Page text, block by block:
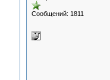
Сообщений: 1811